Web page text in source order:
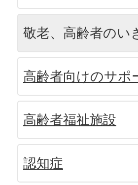
敬老、高齢者のい
高齢者向けのサポ
高齢者福祉施設
認知症